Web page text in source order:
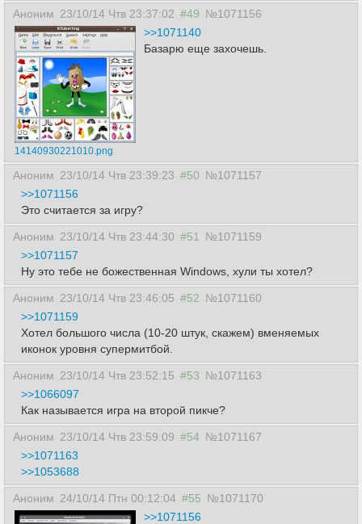
Аноним 23/10/14 Чтв 23:37:02 #49 №1071156
14140930221010.png
>>1071140
Базарю еще захочешь.
Аноним 23/10/14 Чтв 23:39:23 #50 №1071157
>>1071156
Это считается за игру?
Аноним 23/10/14 Чтв 23:44:30 #51
№1071159
>>1071157
Ну это тебе не божественная Windows, хули ты хотел?
Аноним 23/10/14 Чтв 23:46:05 #52 №1071160
>>1071159
Хотел большого числа (10-20 штук, скажем) вменяемых
иконок уровня супермитбой.
Аноним 23/10/14 Чтв 23:52:15 #53 №1071163
>>1066097
Как называется игра на второй пикче?
Аноним 23/10/14 Чтв 23:59:09 #54 №1071167
>>1071163
>>1053688
Аноним 24/10/14 Птн 00:12:04 #55 №1071170
>>1071156